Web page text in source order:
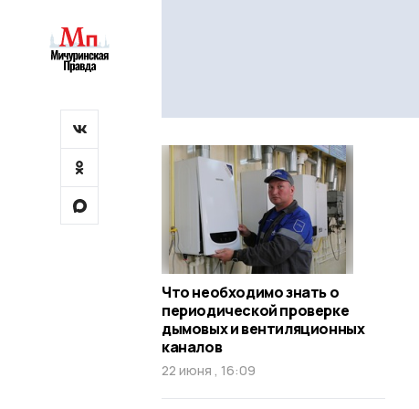
Что необходимо знать о
периодической проверке
дымовых и вентиляционных
каналов
22 июня , 16:09